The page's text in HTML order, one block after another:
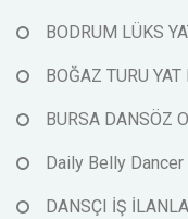
BODRUM LÜKS
BOĞAZ TURU
BURSA DANSÖZ
Daily Belly Dancer
DANSÇI İŞ